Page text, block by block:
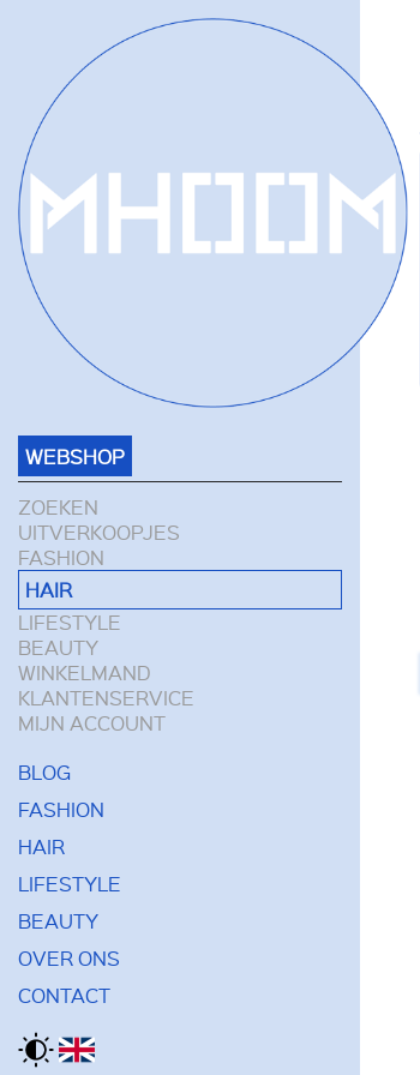
WEBSHOP
ZOEKEN
UITVERKOOPJES
FASHION
HAIR
LIFESTYLE
BEAUTY
WINKELMAND
KLANTENSERVICE
MIJN ACCOUNT
BLOG
FASHION
HAIR
LIFESTYLE
BEAUTY
OVER ONS
CONTACT